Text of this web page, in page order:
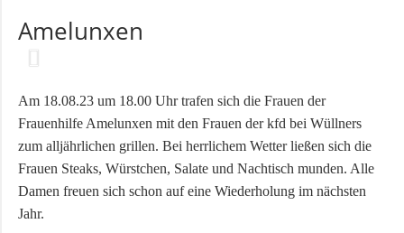
Gremien
Pfarrer
und
Pfarrerinnen
Amelunxen
Am 18.08.23 um 18.00 Uhr trafen sich die Frauen der
Frauenhilfe Amelunxen mit den Frauen der kfd bei Wüllners
zum alljährlichen grillen. Bei herrlichem Wetter ließen sich die
Frauen Steaks, Würstchen, Salate und Nachtisch munden. Alle
Damen freuen sich schon auf eine Wiederholung im nächsten
Jahr.